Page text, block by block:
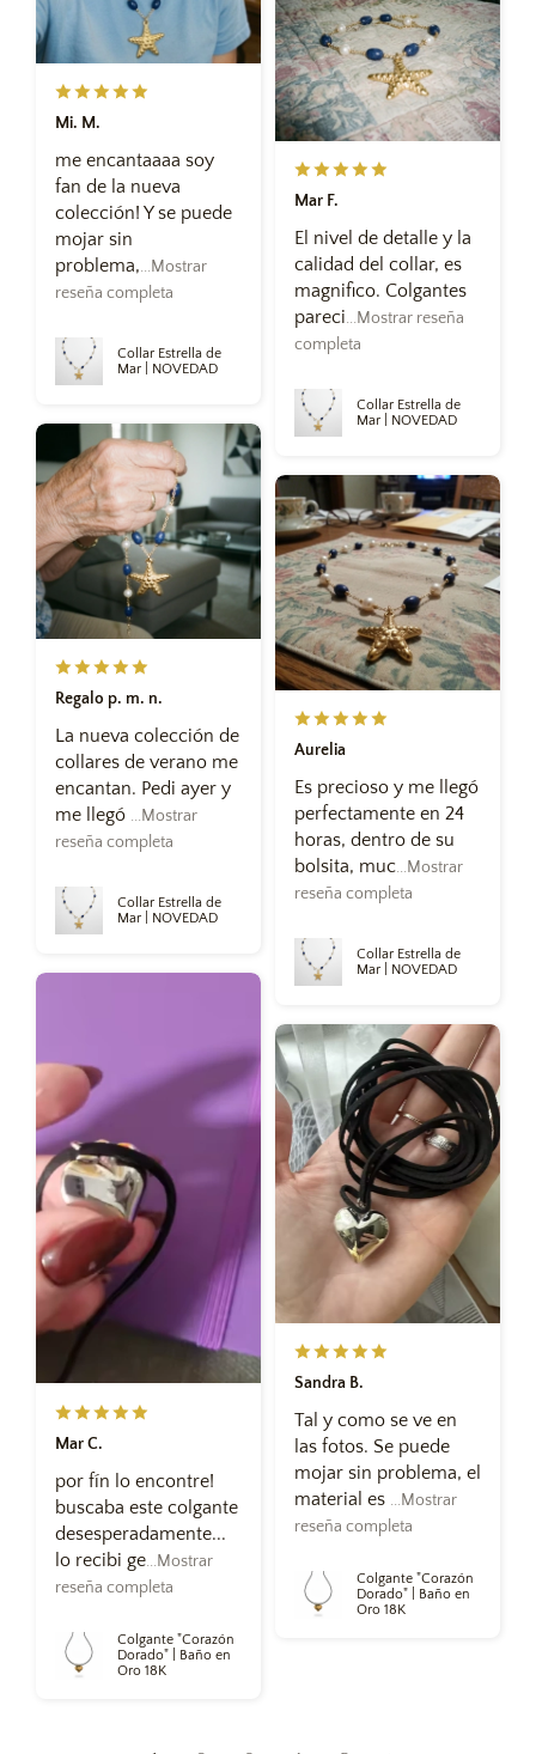
Mi. M.
me encantaaaa soy
fan de la nueva
colección! Y se puede
mojar sin
problema,...Mostrar
reseña completa
Collar Estrella de
Mar | NOVEDAD
Mar F.
El nivel de detalle y la
calidad del collar, es
magnifico. Colgantes
pareci...Mostrar reseña
completa
Collar Estrella de
Mar | NOVEDAD
Regalo p. m. n.
La nueva colección de
collares de verano me
encantan. Pedi ayer y
me llegó ...Mostrar
reseña completa
Collar Estrella de
Mar | NOVEDAD
Aurelia
Es precioso y me llegó
perfectamente en 24
horas, dentro de su
bolsita, muc...Mostrar
reseña completa
Collar Estrella de
Mar | NOVEDAD
Mar C.
por fín lo encontre!
buscaba este colgante
desesperadamente...
lo recibi ge...Mostrar
reseña completa
Colgante "Corazón
Dorado" | Baño en
Oro 18K
Sandra B.
Tal y como se ve en
las fotos. Se puede
mojar sin problema, el
material es ...Mostrar
reseña completa
Colgante "Corazón
Dorado" | Baño en
Oro 18K